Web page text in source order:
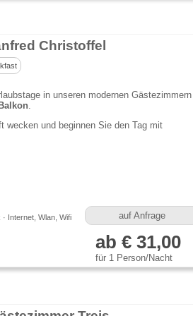
Christoffel
in unseren modernen Gästezimmern
Balkon.
und beginnen Sie den Tag mit
Internet, Wlan, Wifi
auf Anfrage
ab € 31,00
für 1 Person/Nacht